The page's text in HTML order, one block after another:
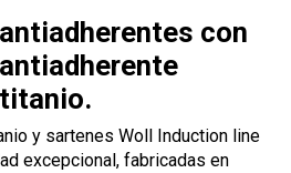
con
y sartenes Woll Induction line
excepcional, fabricadas en